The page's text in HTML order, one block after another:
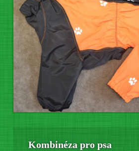
Kombinéza pro psa